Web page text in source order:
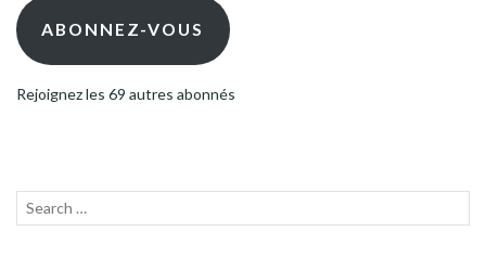
mail ABONNEZ-VOUS
Rejoignez les 69 autres abonnés
Recherche